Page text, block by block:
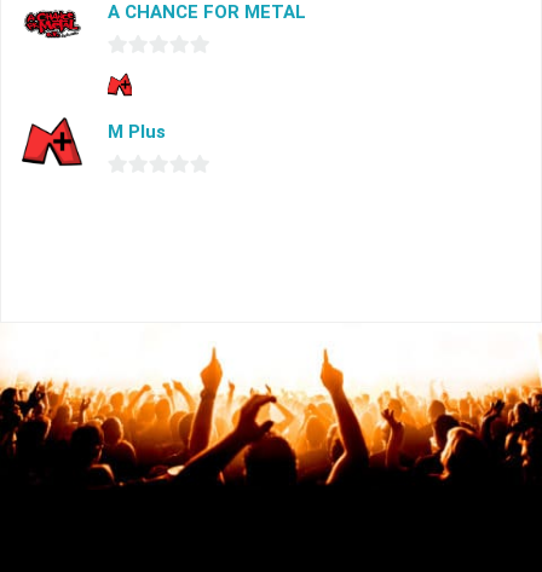
A CHANCE FOR METAL
von
5
M Plus